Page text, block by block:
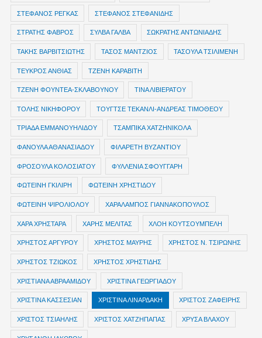
ΣΤΕΦΑΝΟΣ ΡΕΓΚΑΣ ΣΤΕΦΑΝΟΣ ΣΤΕΦΑΝΙΔΗΣ
ΣΤΡΑΤΗΣ ΦΑΒΡΟΣ ΣΥΛΒΑ ΓΑΛΒΑ ΣΩΚΡΑΤΗΣ ΑΝΤΩΝΙΑΔΗΣ
ΤΑΚΗΣ ΒΑΡΒΙΤΣΙΩΤΗΣ ΤΑΣΟΣ ΜΑΝΤΖΙΟΣ ΤΑΣΟΥΛΑ ΤΣΙΛΙΜΕΝΗ
ΤΕΥΚΡΟΣ ΑΝΘΙΑΣ ΤΖΕΝΗ ΚΑΡΑΒΙΤΗ
ΤΖΕΝΗ ΦΟΥΝΤΕΑ-ΣΚΛΑΒΟΥΝΟΥ ΤΙΝΑ ΛΙΒΙΕΡΑΤΟΥ
ΤΟΛΗΣ ΝΙΚΗΦΟΡΟΥ ΤΟΥΓΤΣΕ ΤΕΚΑΝΛΙ-ΑΝΔΡΕΑΣ ΤΙΜΟΘΕΟΥ
ΤΡΙΑΔΑ ΕΜΜΑΝΟΥΗΛΙΔΟΥ ΤΣΑΜΠΙΚΑ ΧΑΤΖΗΝΙΚΟΛΑ
ΦΑΝΟΥΛΑ ΑΘΑΝΑΣΙΑΔΟΥ ΦΙΛΑΡΕΤΗ ΒΥΖΑΝΤΙΟΥ
ΦΡΟΣΟΥΛΑ ΚΟΛΟΣΙΑΤΟΥ ΦΥΛΛΕΝΙΑ ΣΦΟΥΓΓΑΡΗ
ΦΩΤΕΙΝΗ ΓΚΙΛΙΡΗ ΦΩΤΕΙΝΗ ΧΡΗΣΤΙΔΟΥ
ΦΩΤΕΙΝΗ ΨΙΡΟΛΙΟΛΟΥ ΧΑΡΑΛΑΜΠΟΣ ΓΙΑΝΝΑΚΟΠΟΥΛΟΣ
ΧΑΡΑ ΧΡΗΣΤΑΡΑ ΧΑΡΗΣ ΜΕΛΙΤΑΣ ΧΛΟΗ ΚΟΥΤΣΟΥΜΠΕΛΗ
ΧΡΗΣΤΟΣ ΑΡΓΥΡΟΥ ΧΡΗΣΤΟΣ ΜΑΥΡΗΣ ΧΡΗΣΤΟΣ Ν. ΤΣΙΡΩΝΗΣ
ΧΡΗΣΤΟΣ ΤΖΙΩΚΟΣ ΧΡΗΣΤΟΣ ΧΡΗΣΤΙΔΗΣ
ΧΡΙΣΤΙΑΝΑ ΑΒΡΑΑΜΙΔΟΥ ΧΡΙΣΤΙΝΑ ΓΕΩΡΓΙΑΔΟΥ
ΧΡΙΣΤΙΝΑ ΚΑΣΣΕΣΙΑΝ ΧΡΙΣΤΙΝΑ ΛΙΝΑΡΔΑΚΗ ΧΡΙΣΤΟΣ ΖΑΦΕΙΡΗΣ
ΧΡΙΣΤΟΣ ΤΣΙΑΗΛΗΣ ΧΡΙΣΤΟΣ ΧΑΤΖΗΠΑΠΑΣ ΧΡΥΣΑ ΒΛΑΧΟΥ